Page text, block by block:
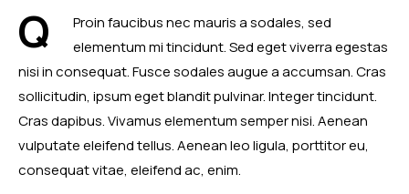
Q
Proin faucibus nec mauris a sodales, sed
elementum mi tincidunt. Sed eget viverra egestas
nisi in consequat. Fusce sodales augue a accumsan. Cras
sollicitudin, ipsum eget blandit pulvinar. Integer tincidunt.
Cras dapibus. Vivamus elementum semper nisi. Aenean
vulputate eleifend tellus. Aenean leo ligula, porttitor eu,
consequat vitae, eleifend ac, enim.